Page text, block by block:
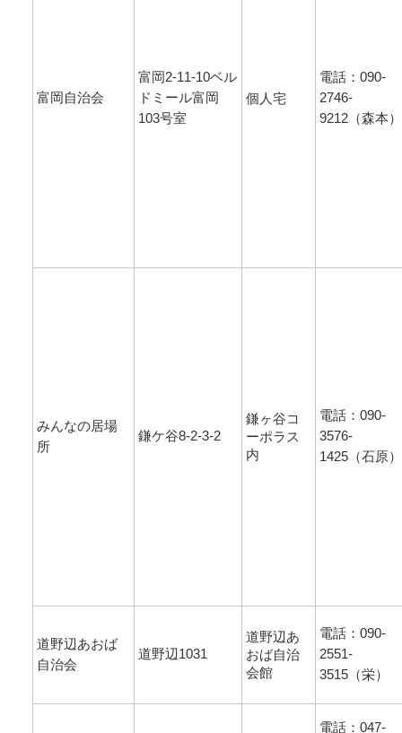
富岡自治会
富岡2-11-10ベル
ドミール富岡
103号室
個人宅
電話：090-
2746-
9212（森本）
みんなの居場
所
鎌ケ谷8-2-3-2
鎌ヶ谷コ
ーポラス
内
電話：090-
3576-
1425（石原）
道野辺あおば
自治会
道野辺1031
道野辺あ
おば自治
会館
電話：090-
2551-
3515（栄）
電話：047-